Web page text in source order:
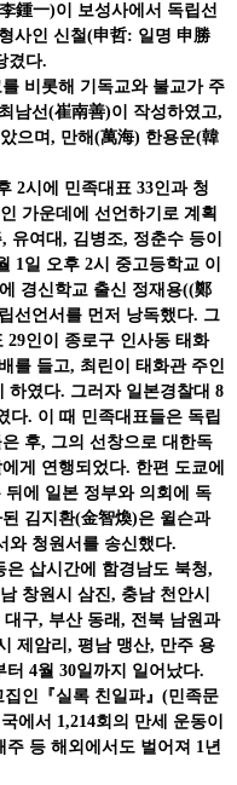
鍾一)이 보성사에서 독립선
사인 신철(申哲: 일명 申勝
겼다.
비롯해 기독교와 불교가 주
남선(崔南善)이 작성하였고,
으며, 만해(萬海) 한용운(韓
2시에 민족대표 33인과 청
가운데에 선언하기로 계획
유여대, 김병조, 정춘수 등이
1일 오후 2시 중고등학교 이
경신학교 출신 정재용((鄭
선언서를 먼저 낭독했다. 그
29인이 종로구 인사동 태화
를 들고, 최린이 태화관 주인
하였다. 그러자 일본경찰대 8
다. 이 때 민족대표들은 독립
후, 그의 선창으로 대한독
게 연행되었다. 한편 도쿄에
에 일본 정부와 의회에 독
김지환(金智煥)은 윌슨과
와 청원서를 송신했다.
삽시간에 함경남도 북청,
창원시 삼진, 충남 천안시
구, 부산 동래, 전북 남원과
제암리, 평남 맹산, 만주 용
4월 30일까지 일어났다.
인『실록 친일파』(민족문
에서 1,214회의 만세 운동이
등 해외에서도 벌어져 1년